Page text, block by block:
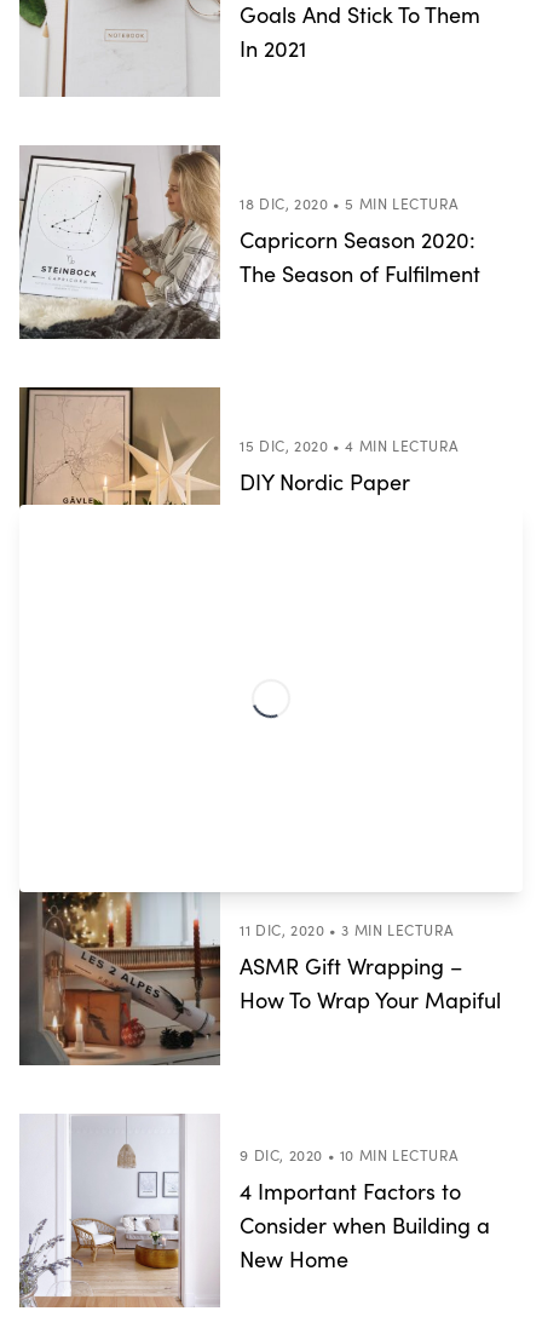
Goals And Stick To Them
In 2021
18 DIC, 2020 • 5 MIN LECTURA
Capricorn Season 2020:
The Season of Fulfilment
15 DIC, 2020 • 4 MIN LECTURA
DIY Nordic Paper
How To Keep In Touch With
11 DIC, 2020 • 3 MIN LECTURA
ASMR Gift Wrapping –
How To Wrap Your Mapiful
9 DIC, 2020 • 10 MIN LECTURA
4 Important Factors to
Consider when Building a
New Home